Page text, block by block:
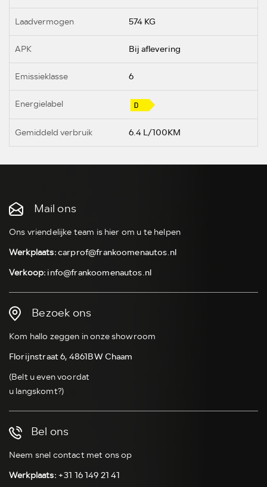
Laadvermogen 574 KG
APK Bij aflevering
Emissieklasse 6
Energielabel
Gemiddeld verbruik 6.4 L/100KM
Mail ons
Ons vriendelijke team is hier om u te helpen
Werkplaats:carprof@frankoomenautos.nl
Verkoop:info@frankoomenautos.nl
Bezoek ons
Kom hallo zeggen in onze showroom
Florijnstraat 6, 4861BW Chaam
(Belt u even voordat
u langskomt?)
Bel ons
Neem snel contact met ons op
Werkplaats: +31 16 149 21 41